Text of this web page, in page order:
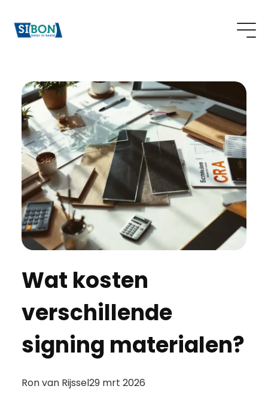
Wat kosten
verschillende
signing materialen?
Posted
Ron van Rijssel29 mrt 2026